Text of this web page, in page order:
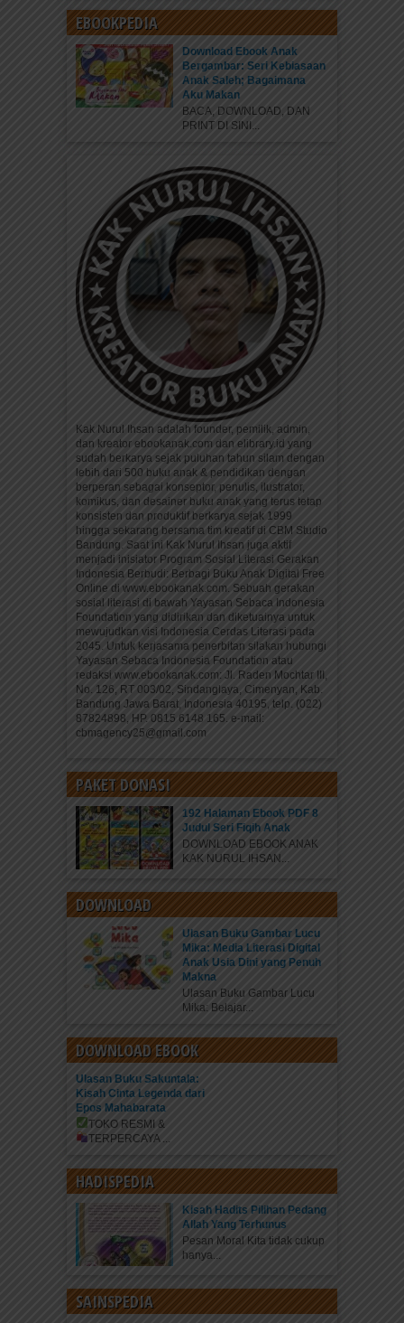
EBOOKPEDIA
Download Ebook Anak
Bergambar: Seri Kebiasaan
Anak Saleh; Bagaimana
Aku Makan
BACA, DOWNLOAD, DAN
PRINT DI SINI...
Kak Nurul Ihsan adalah founder, pemilik, admin,
dan kreator ebookanak.com dan elibrary.id yang
sudah berkarya sejak puluhan tahun silam dengan
lebih dari 500 buku anak & pendidikan dengan
berperan sebagai konseptor, penulis, ilustrator,
komikus, dan desainer buku anak yang terus tetap
konsisten dan produktif berkarya sejak 1999
hingga sekarang bersama tim kreatif di CBM Studio
Bandung. Saat ini Kak Nurul Ihsan juga aktif
menjadi inisiator Program Sosial Literasi Gerakan
Indonesia Berbudi: Berbagi Buku Anak Digital Free
Online di www.ebookanak.com. Sebuah gerakan
sosial literasi di bawah Yayasan Sebaca Indonesia
Foundation yang didirikan dan diketuainya untuk
mewujudkan visi Indonesia Cerdas Literasi pada
2045. Untuk kerjasama penerbitan silakan hubungi
Yayasan Sebaca Indonesia Foundation atau
redaksi www.ebookanak.com: Jl. Raden Mochtar III,
No. 126, RT 003/02, Sindanglaya, Cimenyan, Kab.
Bandung Jawa Barat, Indonesia 40195, telp. (022)
87824898, HP. 0815 6148 165. e-mail:
cbmagency25@gmail.com
PAKET DONASI
192 Halaman Ebook PDF 8
Judul Seri Fiqih Anak
DOWNLOAD EBOOK ANAK
KAK NURUL IHSAN...
DOWNLOAD
Ulasan Buku Gambar Lucu
Mika: Media Literasi Digital
Anak Usia Dini yang Penuh
Makna
Ulasan Buku Gambar Lucu
Mika: Belajar...
DOWNLOAD EBOOK
Ulasan Buku Sakuntala:
Kisah Cinta Legenda dari
Epos Mahabarata
TOKO RESMI &
TERPERCAYA ...
HADISPEDIA
Kisah Hadits Pilihan Pedang
Allah Yang Terhunus
Pesan Moral Kita tidak cukup
hanya...
SAINSPEDIA